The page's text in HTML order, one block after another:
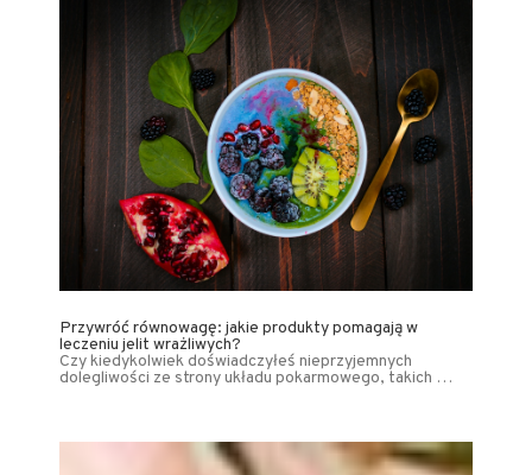
Przywróć równowagę: jakie produkty pomagają w
leczeniu jelit wrażliwych?
Czy kiedykolwiek doświadczyłeś nieprzyjemnych
dolegliwości ze strony układu pokarmowego, takich …